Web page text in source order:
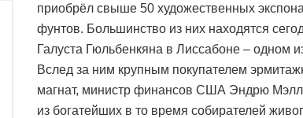
приобрёл свыше 50 художественных
фунтов. Большинство из них находятся
Галуста Гюльбенкяна в Лиссабоне – одном
Вслед за ним крупным покупателем
магнат, министр финансов США Эндрю
из богатейших в то время собирателей